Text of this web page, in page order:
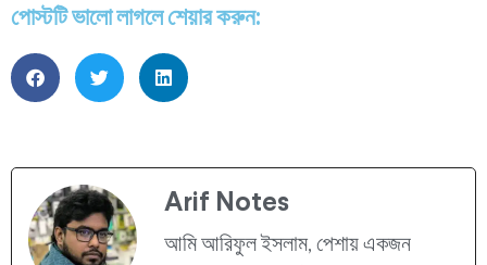
পোস্টটি ভালো লাগলে শেয়ার করুন:
Arif Notes
আমি আরিফুল ইসলাম, পেশায় একজন